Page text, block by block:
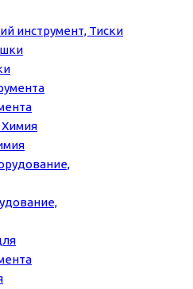
инструмент, Тиски